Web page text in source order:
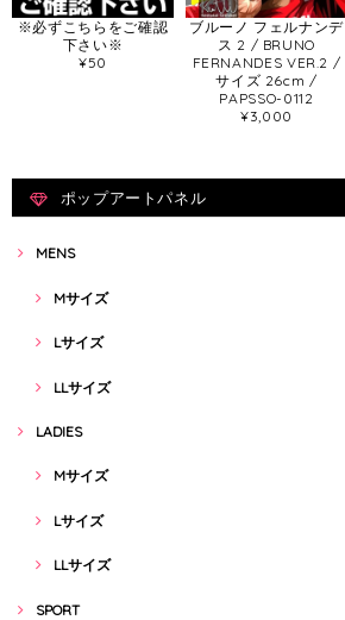
※必ずこちらをご確認
下さい※
¥50
ブルーノ フェルナンデ
ス 2 / BRUNO
FERNANDES VER.2 /
サイズ 26cm /
PAPSSO-0112
¥3,000
ポップアートパネル
MENS
Mサイズ
Lサイズ
LLサイズ
LADIES
Mサイズ
Lサイズ
LLサイズ
SPORT